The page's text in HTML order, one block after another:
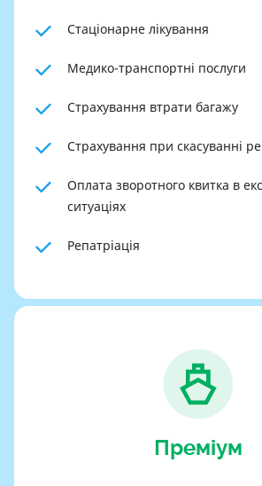
Стаціонарне лікування
Медико-транспортні послуги
Страхування втрати багажу
Страхування при скасуванні
Оплата зворотного квитка в
ситуаціях
Репатріація
Преміум